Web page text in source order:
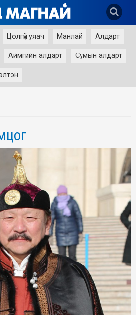
Цолгүй уяач Манлай Алдарт
Аймгийн алдарт Сумын алдарт